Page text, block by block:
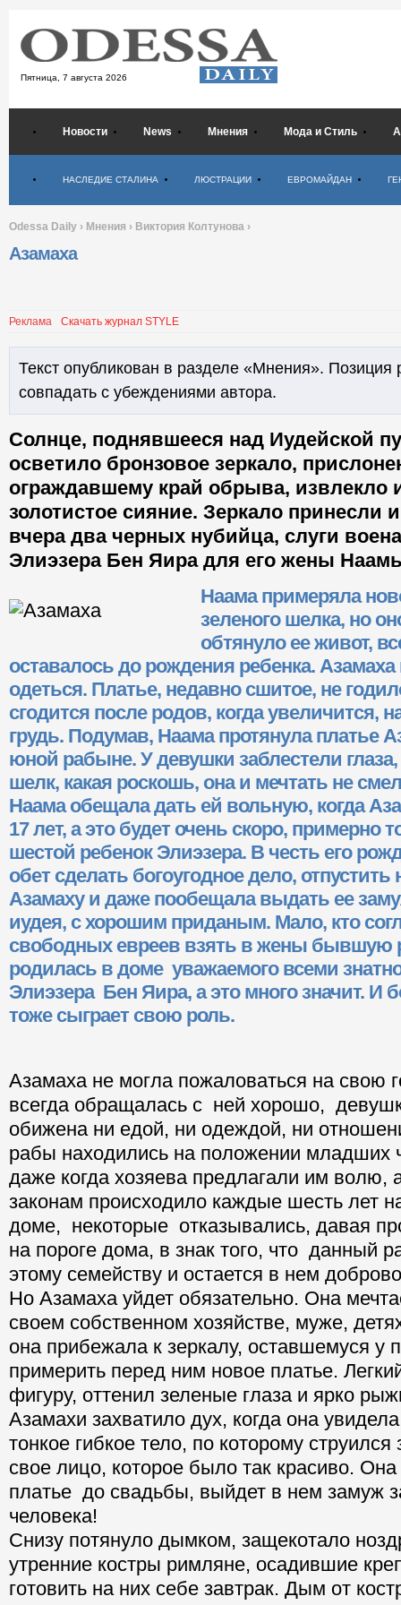
Пятница, 7 августа 2026
Новости News Мнения Мода и Стиль
НАСЛЕДИЕ СТАЛИНА ЛЮСТРАЦИИ ЕВРОМАЙДАН
Odessa Daily › Мнения › Виктория Колтунова ›
Азамаха
Реклама Скачать журнал STYLE
Текст опубликован в разделе «Мнения». Позиция
совпадать с убеждениями автора.
Солнце, поднявшееся над Иудейской
осветило бронзовое зеркало,
ограждавшему край обрыва, извлекло
золотистое сияние. Зеркало принесли
вчера два черных нубийца, слуги
Элиэзера Бен Яира для его жены
Наама примеряла
зеленого шелка, но
обтянуло ее живот,
оставалось до рождения ребенка. Азамаха
одеться. Платье, недавно сшитое, не
сгодится после родов, когда увеличится,
грудь. Подумав, Наама протянула платье
юной рабыне. У девушки заблестели
шелк, какая роскошь, она и мечтать не
Наама обещала дать ей вольную, когда
17 лет, а это будет очень скоро, примерно
шестой ребенок Элиэзера. В честь его
обет сделать богоугодное дело,
Азамаху и даже пообещала выдать ее
иудея, с хорошим приданым. Мало, кто
свободных евреев взять в жены бывшую
родилась в доме уважаемого всеми
Элиэзера Бен Яира, а это много значит. И
тоже сыграет свою роль.
Азамаха не могла пожаловаться на свою
всегда обращалась с ней хорошо,
обижена ни едой, ни одеждой, ни
рабы находились на положении младших
даже когда хозяева предлагали им волю,
законам происходило каждые шесть лет
доме, некоторые отказывались, давая
на пороге дома, в знак того, что данный
этому семейству и остается в нем
Но Азамаха уйдет обязательно. Она
своем собственном хозяйстве, муже,
она прибежала к зеркалу, оставшемуся у
примерить перед ним новое платье.
фигуру, оттенил зеленые глаза и ярко
Азамахи захватило дух, когда она
тонкое гибкое тело, по которому
свое лицо, которое было так красиво.
платье до свадьбы, выйдет в нем замуж
человека!
Снизу потянуло дымком, защекотало
утренние костры римляне, осадившие
готовить на них себе завтрак. Дым от